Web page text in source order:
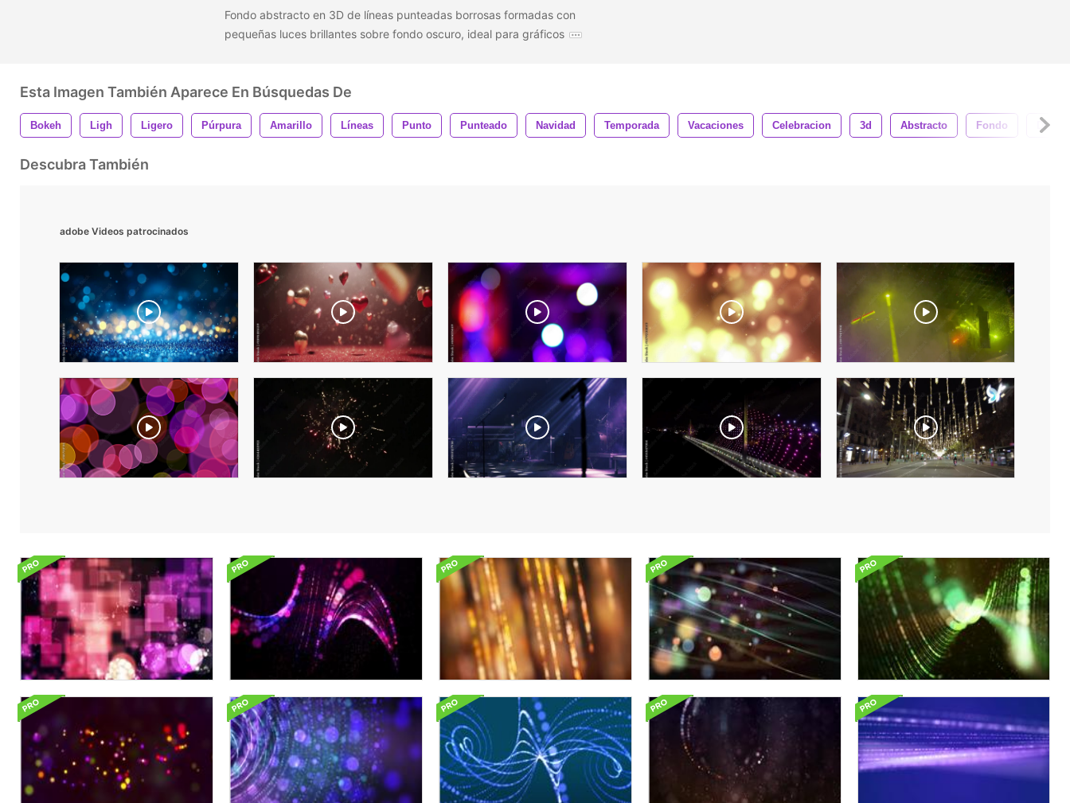
Fondo abstracto en 3D de líneas punteadas borrosas formadas con
pequeñas luces brillantes sobre fondo oscuro, ideal para gráficos
Esta Imagen También Aparece En Búsquedas De
Bokeh Ligh Ligero Púrpura Amarillo Líneas Punto Punteado Navidad Temporada Vacaciones Celebracion 3d Abstracto Fondo Diseño
Descubra También
adobe Videos patrocinados